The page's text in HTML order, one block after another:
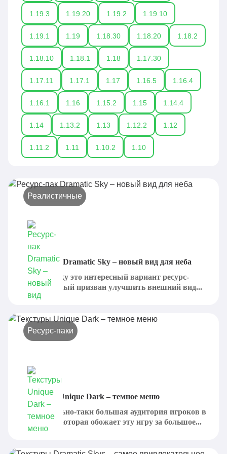
обновления – наша команда следит за этим,
чтобы Вы получали самые актуальные версии
текстур для Вашей версии игры!
1.19.3 1.19.20 1.19.2 1.19.10
1.19.1 1.19 1.18.30 1.18.20 1.18.2
1.18.10 1.18.1 1.18 1.17.30
1.17.11 1.17.1 1.17 1.16.5 1.16.4
1.16.1 1.16 1.15.2 1.15 1.14.4
1.14 1.13.2 1.13 1.12.2 1.12
1.11.2 1.11 1.10.2 1.10
Реалистичные
Ресурс-пак Dramatic Sky – новый вид для неба
Dramatic Sky это интересный вариант ресурс-
пака, который призван улучшить внешний вид...
Ресурс-паки
Текстуры Unique Dark – темное меню
Есть довольно-таки большая аудитория игроков в
Minecraft, которая обожает эту игру за большое...